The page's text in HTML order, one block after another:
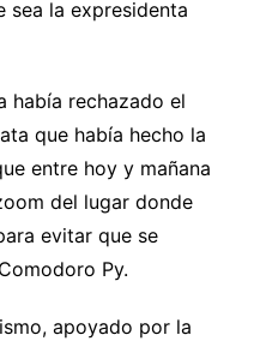
sea la expresidenta
había rechazado el
que había hecho la
entre hoy y mañana
del lugar donde
evitar que se
Py.
apoyado por la